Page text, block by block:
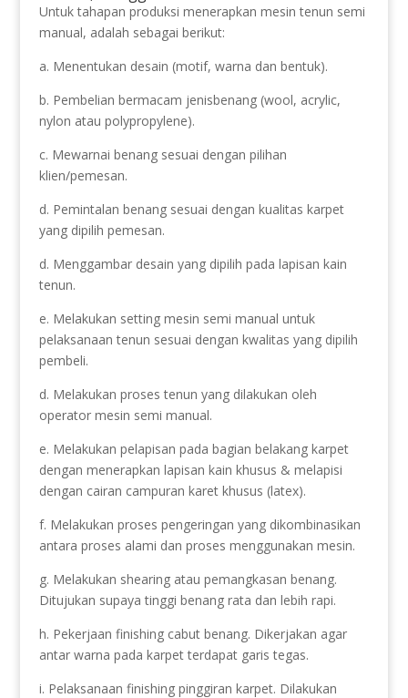
Untuk tahapan produksi menerapkan mesin tenun semi
manual, adalah sebagai berikut:
a. Menentukan desain (motif, warna dan bentuk).
b. Pembelian bermacam jenisbenang (wool, acrylic,
nylon atau polypropylene).
c. Mewarnai benang sesuai dengan pilihan
klien/pemesan.
d. Pemintalan benang sesuai dengan kualitas karpet
yang dipilih pemesan.
d. Menggambar desain yang dipilih pada lapisan kain
tenun.
e. Melakukan setting mesin semi manual untuk
pelaksanaan tenun sesuai dengan kwalitas yang dipilih
pembeli.
d. Melakukan proses tenun yang dilakukan oleh
operator mesin semi manual.
e. Melakukan pelapisan pada bagian belakang karpet
dengan menerapkan lapisan kain khusus & melapisi
dengan cairan campuran karet khusus (latex).
f. Melakukan proses pengeringan yang dikombinasikan
antara proses alami dan proses menggunakan mesin.
g. Melakukan shearing atau pemangkasan benang.
Ditujukan supaya tinggi benang rata dan lebih rapi.
h. Pekerjaan finishing cabut benang. Dikerjakan agar
antar warna pada karpet terdapat garis tegas.
i. Pelaksanaan finishing pinggiran karpet. Dilakukan